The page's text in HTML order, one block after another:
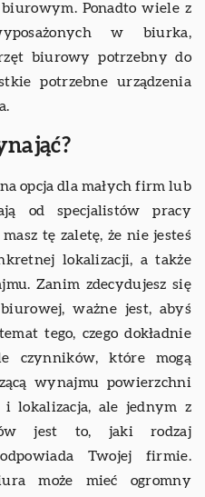
Ponadto wiele z
w biurka,
biurowy potrzebny do
potrzebne urządzenia
opcja dla małych firm lub
od specjalistów pracy
tę zaletę, że nie jesteś
lokalizacji, a także
Zanim zdecydujesz się
ważne jest, abyś
tego, czego dokładnie
czynników, które mogą
wynajmu powierzchni
lokalizacja, ale jednym z
jest to, jaki rodzaj
Twojej firmie.
może mieć ogromny